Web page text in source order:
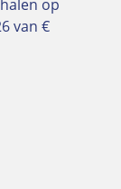
op
van €